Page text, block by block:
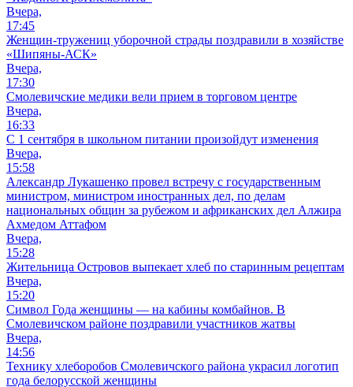
Вчера,
17:45
Женщин-тружениц уборочной страды поздравили в хозяйстве
«Шипяны-АСК»
Вчера,
17:30
Смолевичские медики вели прием в торговом центре
Вчера,
16:33
С 1 сентября в школьном питании произойдут изменения
Вчера,
15:58
Александр Лукашенко провел встречу с государственным
министром, министром иностранных дел, по делам
национальных общин за рубежом и африканских дел Алжира
Ахмедом Аттафом
Вчера,
15:28
Жительница Островов выпекает хлеб по старинным рецептам
Вчера,
15:20
Символ Года женщины — на кабины комбайнов. В
Смолевичском районе поздравили участников жатвы
Вчера,
14:56
Технику хлеборобов Смолевичского района украсил логотип
года белорусской женщины